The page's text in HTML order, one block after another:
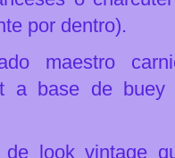
por dentro).
maestro
a base de
de look vintage